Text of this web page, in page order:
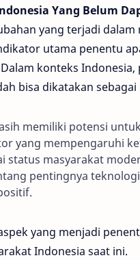
Yang Belum
yang terjadi
utama penentu
konteks Indonesia,
bisa dikatakan
memiliki potensi
yang mempengaruhi
status masyarakat
pentingnya
yang menjadi
Indonesia saat ini.